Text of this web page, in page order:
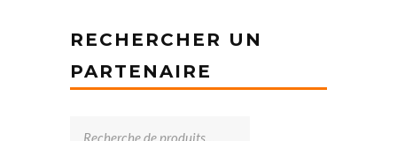
RECHERCHER UN
PARTENAIRE